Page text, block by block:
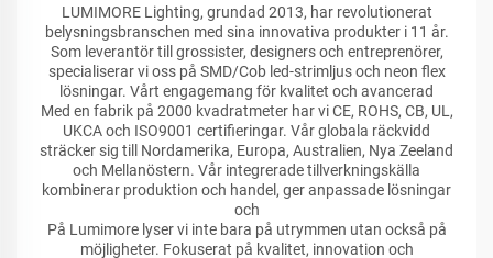
LUMIMORE Lighting, grundad 2013, har revolutionerat
belysningsbranschen med sina innovativa produkter i 11 år.
Som leverantör till grossister, designers och entreprenörer,
specialiserar vi oss på SMD/Cob led-strimljus och neon flex
lösningar. Vårt engagemang för kvalitet och avancerad
Med en fabrik på 2000 kvadratmeter har vi CE, ROHS, CB, UL,
UKCA och ISO9001 certifieringar. Vår globala räckvidd
sträcker sig till Nordamerika, Europa, Australien, Nya Zeeland
och Mellanöstern. Vår integrerade tillverkningskälla
kombinerar produktion och handel, ger anpassade lösningar
och
På Lumimore lyser vi inte bara på utrymmen utan också på
möjligheter. Fokuserat på kvalitet, innovation och